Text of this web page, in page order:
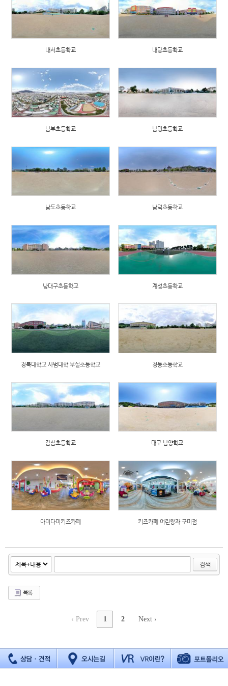
내서초등학교 내당초등학교
남부초등학교 남명초등학교
남도초등학교 남덕초등학교
남대구초등학교 계성초등학교
경북대학교 사범대학 부설초등학교 경동초등학교
감삼초등학교 대구 남양학교
아미다미키즈카페 키즈카페 어린왕자 구미점
검색
목록
‹ Prev 1 2 Next ›